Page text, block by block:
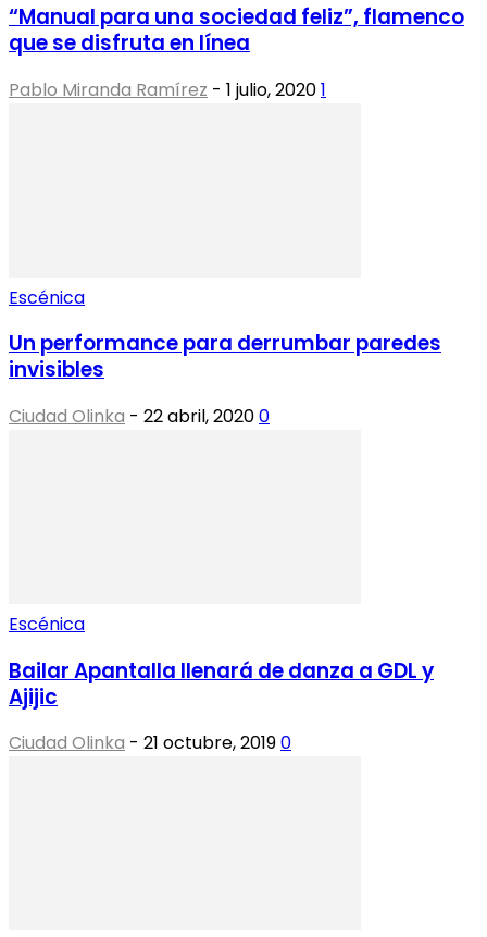
“Manual para una sociedad feliz”, flamenco
que se disfruta en línea
Pablo Miranda Ramírez - 1 julio, 20201
Escénica
Un performance para derrumbar paredes
invisibles
Ciudad Olinka - 22 abril, 20200
Escénica
Bailar Apantalla llenará de danza a GDL y
Ajijic
Ciudad Olinka - 21 octubre, 20190